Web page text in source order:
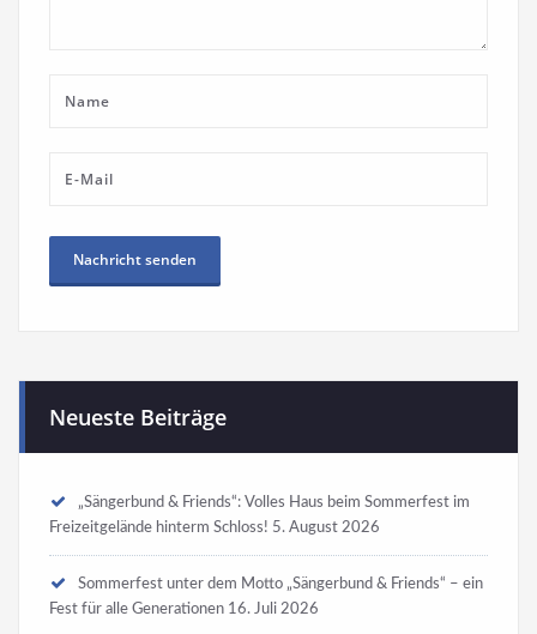
Neueste Beiträge
„Sängerbund & Friends“: Volles Haus beim Sommerfest im
Freizeitgelände hinterm Schloss! 5. August 2026
Sommerfest unter dem Motto „Sängerbund & Friends“ – ein
Fest für alle Generationen 16. Juli 2026